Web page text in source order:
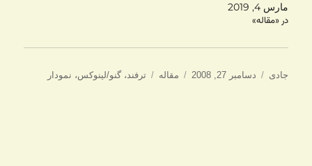
مارس 4, 2019
در «مقاله»
نویسنده
جادی
ارسال
دسامبر 27, 2008 دسته‌ها
مقاله برچسب‌ها
ترفند،گنو/لینوکس، نمودار